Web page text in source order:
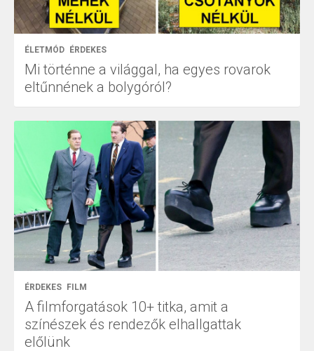
ÉLETMÓD ÉRDEKES
Mi történne a világgal, ha egyes rovarok
eltűnnének a bolygóról?
ÉRDEKES FILM
A filmforgatások 10+ titka, amit a
színészek és rendezők elhallgattak
előlünk